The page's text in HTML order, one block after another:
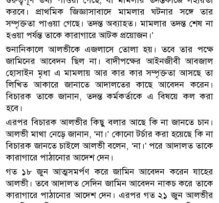
করবে। প্রাথমিক জিজ্ঞাসাবাদে মামলার ঘটনার সঙ্গে তার
সম্পৃক্ততা পাওয়া গেছে। তদন্ত অব্যাহত। মামলার তদন্ত শেষ না
হওয়া পর্যন্ত তাকে কারাগারে আটক প্রয়োজন।’
শুনানিকালে আলভীকে এজলাসে তোলা হয়। তবে তার পক্ষে
জামিনের আবেদন ছিল না। বাদীপক্ষের আইনজীবী আবজাল
হোসাইন মৃধা এ মামলায় আর কার কার সম্পৃক্ততা আসছে তা
লিখিত আকারে জানাতে আদালতের কাছে আবেদন করেন।
বিচারক তাকে জানান, তদন্ত কর্মকর্তাকে এ বিষয়ে কল করা
হবে।
এরপর বিচারক আলভীর কিছু বলার আছে কি না জানতে চান।
আলভী মাথা নেড়ে জানান, ‘না।’ কোনো টর্চার করা হয়েছে কি না
বিচারক জানতে চাইলে আলভী বলেন, ‘না।’ পরে আদালত তাকে
কারাগারে পাঠানোর আদেশ দেন।
গত ১৮ জুন আত্মসমর্পণ করে জামিন আবেদন করেন যাহের
আলভী। তবে আদালত সেদিন জামিন আবেদন নাকচ করে তাকে
কারাগারে পাঠানোর আদেশ দেন। এরপর গত ২১ জুন আলভীর